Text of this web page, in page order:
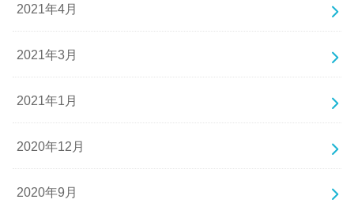
2021年4月
2021年3月
2021年1月
2020年12月
2020年9月